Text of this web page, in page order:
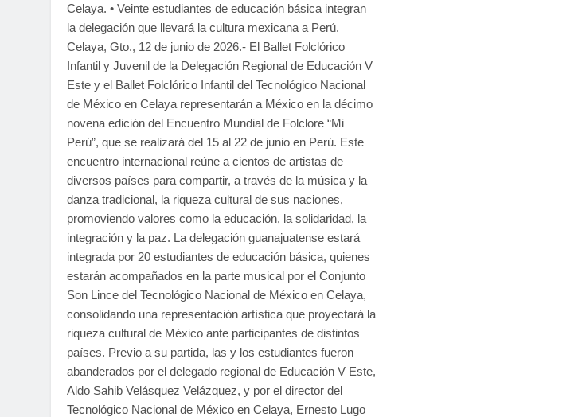
Celaya. • Veinte estudiantes de educación básica integran
la delegación que llevará la cultura mexicana a Perú.
Celaya, Gto., 12 de junio de 2026.- El Ballet Folclórico
Infantil y Juvenil de la Delegación Regional de Educación V
Este y el Ballet Folclórico Infantil del Tecnológico Nacional
de México en Celaya representarán a México en la décimo
novena edición del Encuentro Mundial de Folclore “Mi
Perú”, que se realizará del 15 al 22 de junio en Perú. Este
encuentro internacional reúne a cientos de artistas de
diversos países para compartir, a través de la música y la
danza tradicional, la riqueza cultural de sus naciones,
promoviendo valores como la educación, la solidaridad, la
integración y la paz. La delegación guanajuatense estará
integrada por 20 estudiantes de educación básica, quienes
estarán acompañados en la parte musical por el Conjunto
Son Lince del Tecnológico Nacional de México en Celaya,
consolidando una representación artística que proyectará la
riqueza cultural de México ante participantes de distintos
países. Previo a su partida, las y los estudiantes fueron
abanderados por el delegado regional de Educación V Este,
Aldo Sahib Velásquez Velázquez, y por el director del
Tecnológico Nacional de México en Celaya, Ernesto Lugo